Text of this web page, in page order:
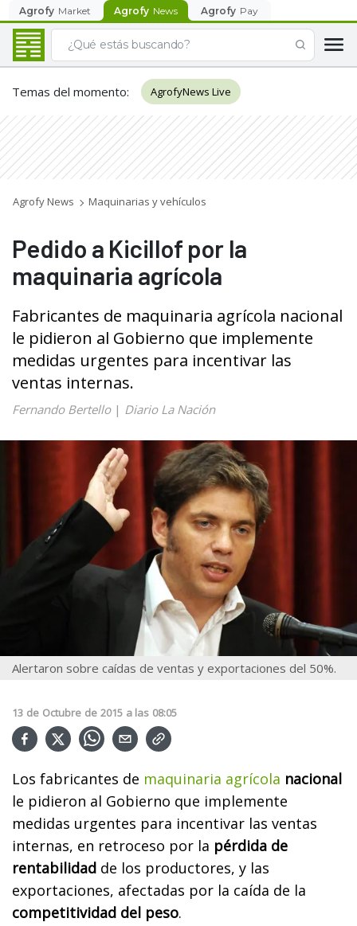
Agrofy Market Agrofy News Agrofy Pay
Temas del momento: AgrofyNews Live
Agrofy News Maquinarias y vehículos
Pedido a Kicillof por la
maquinaria agrícola
Fabricantes de maquinaria agrícola nacional
le pidieron al Gobierno que implemente
medidas urgentes para incentivar las
ventas internas.
Fernando Bertello| Diario La Nación
Alertaron sobre caídas de ventas y exportaciones del 50%.
13 de Octubre de 2015 a las 08:05
Los fabricantes de maquinaria agrícola nacional
le pidieron al Gobierno que implemente
medidas urgentes para incentivar las ventas
internas, en retroceso por la pérdida de
rentabilidad de los productores, y las
exportaciones, afectadas por la caída de la
competitividad del peso.